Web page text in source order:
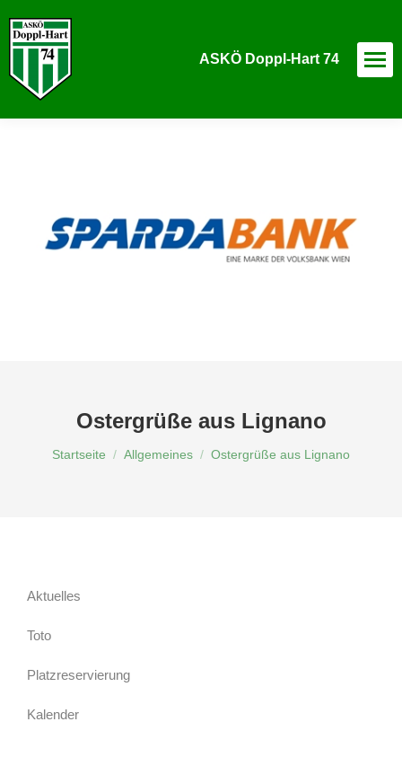
ASKÖ Doppl-Hart 74
Ostergrüße aus Lignano
Du bist hier:
Startseite Allgemeines Ostergrüße aus Lignano
Aktuelles
Toto
Platzreservierung
Kalender